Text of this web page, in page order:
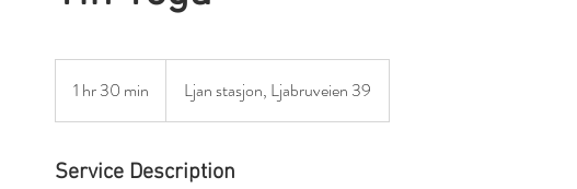
1 hr 30 min
h
0
Ljan stasjon, Ljabruveien 39
Service Description